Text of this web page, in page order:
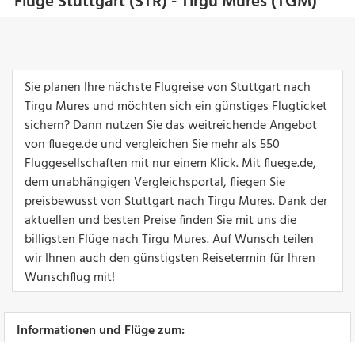
Sie planen Ihre nächste Flugreise von Stuttgart nach
Tirgu Mures und möchten sich ein günstiges Flugticket
sichern? Dann nutzen Sie das weitreichende Angebot
von fluege.de und vergleichen Sie mehr als 550
Fluggesellschaften mit nur einem Klick. Mit fluege.de,
dem unabhängigen Vergleichsportal, fliegen Sie
preisbewusst von Stuttgart nach Tirgu Mures. Dank der
aktuellen und besten Preise finden Sie mit uns die
billigsten Flüge nach Tirgu Mures. Auf Wunsch teilen
wir Ihnen auch den günstigsten Reisetermin für Ihren
Wunschflug mit!
Informationen und Flüge zum: